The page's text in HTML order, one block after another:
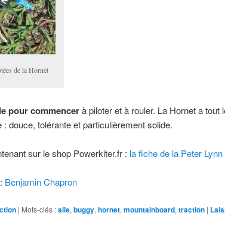
de la Hornet
pour commencerà piloter et à rouler. La Hornet a tout
: douce, tolérante et particulièrement solide.
sur le shop Powerkiter.fr : la fiche de la Peter
Benjamin Chapron
| Mots-clés : aile,buggy,hornet,mountainboard,traction |